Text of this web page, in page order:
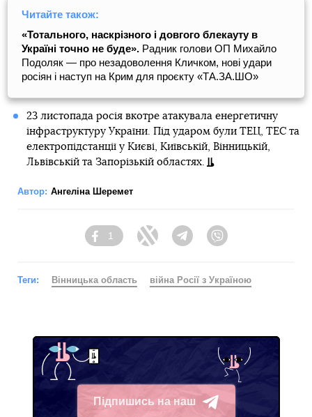
Читайте також:
«Тотального, наскрізного і довгого блекауту в
Україні точно не буде». Радник голови ОП Михайло
Подоляк — про незадоволення Кличком, нові удари
росіян і наступ на Крим для проєкту «ТА.ЗА.ШО»
23 листопада росія вкотре атакувала енергетичну
інфраструктуру України. Під ударом були ТЕЦ, ТЕС та
електропідстанції у Києві, Київській, Вінницькій,
Львівській та Запорізькій областях.
Автор: Ангеліна Шеремет
Facebook
1
Twitter TelegramViber
Теги: Вінницька область війна Росії з Україною
Підпишись на наш
Telegram